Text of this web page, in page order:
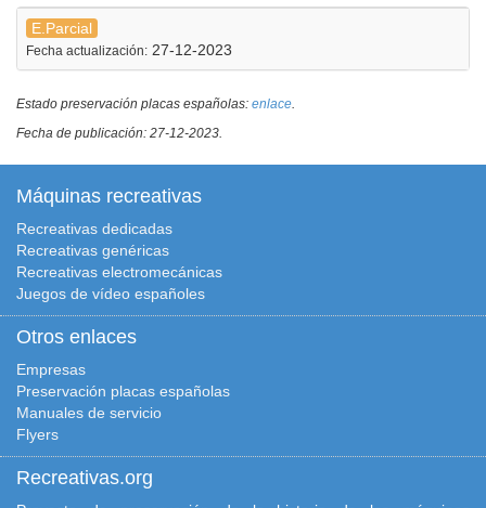
E.Parcial
Fecha actualización: 27-12-2023
Estado preservación placas españolas: enlace.
Fecha de publicación: 27-12-2023.
Máquinas recreativas
Recreativas dedicadas
Recreativas genéricas
Recreativas electromecánicas
Juegos de vídeo españoles
Otros enlaces
Empresas
Preservación placas españolas
Manuales de servicio
Flyers
Recreativas.org